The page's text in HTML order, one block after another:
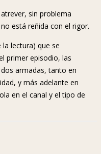
sin problema
está reñida con el rigor.
lectura) que se
primer episodio, las
armadas, tanto en
y más adelante en
en el canal y el tipo de